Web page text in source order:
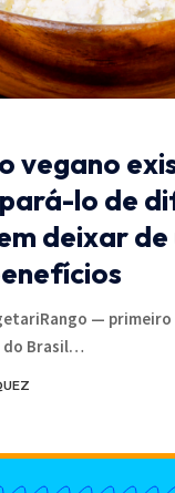
vegano
lo de
deixar
—
do Brasil…